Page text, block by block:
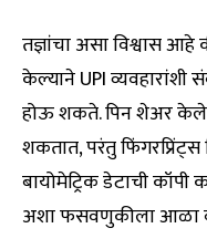
तज्ञांचा असा विश्वास आहे
केल्याने UPI
होऊ शकते. पिन शेअर
शकतात, परंतु
बायोमेट्रिक डेटाची
अशा फसवणुकीला आळा